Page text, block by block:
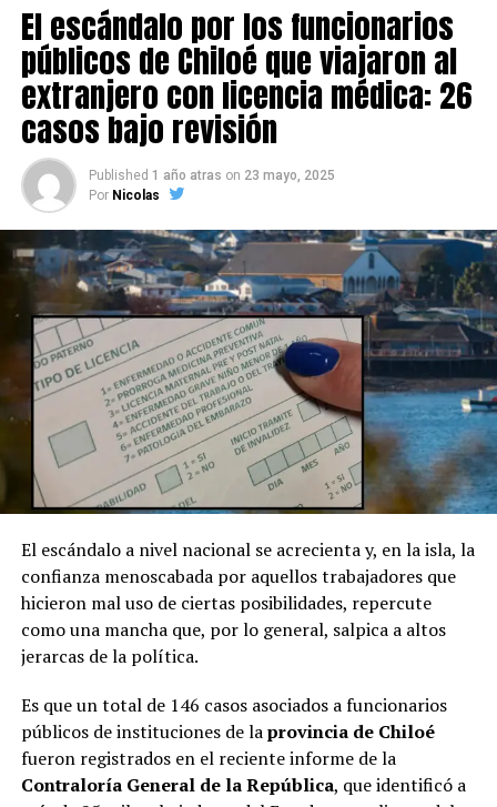
El escándalo por los funcionarios
públicos de Chiloé que viajaron al
extranjero con licencia médica: 26
casos bajo revisión
Published 1 año atras on 23 mayo, 2025
Por Nicolas
El escándalo a nivel nacional se acrecienta y, en la isla, la
confianza menoscabada por aquellos trabajadores que
hicieron mal uso de ciertas posibilidades, repercute
como una mancha que, por lo general, salpica a altos
jerarcas de la política.
Es que un total de 146 casos asociados a funcionarios
públicos de instituciones de laprovincia de Chiloé
fueron registrados en el reciente informe de la
Contraloría General de la República, que identificó a